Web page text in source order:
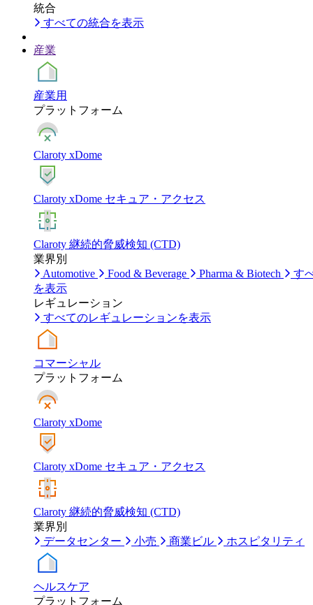
統合
すべての統合を表示
産業
産業用
プラットフォーム
Claroty xDome
Claroty xDome セキュア・アクセス
Claroty 継続的脅威検知 (CTD)
業界別
Automotive
Food & Beverage Pharma & Biotech
す
を表示
レギュレーション
すべてのレギュレーションを表示
コマーシャル
プラットフォーム
Claroty xDome
Claroty xDome セキュア・アクセス
Claroty 継続的脅威検知 (CTD)
業界別
データセンター
小売 商業ビル ホスピタリティ
ヘルスケア
プラットフォーム